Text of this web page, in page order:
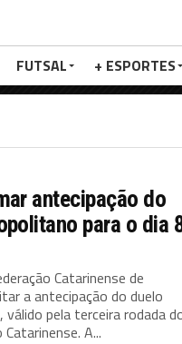
FUTSAL + ESPORTES
antecipação do
para o dia
Catarinense de
a antecipação do duelo
pela terceira rodada
A...